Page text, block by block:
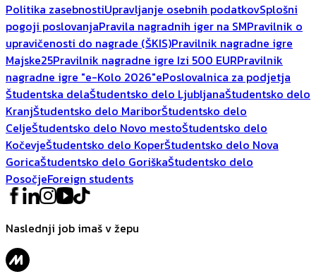
Politika zasebnostiUpravljanje osebnih podatkovSplošni
pogoji poslovanjaPravila nagradnih iger na SMPravilnik o
upravičenosti do nagrade (ŠKIS)Pravilnik nagradne igre
Majske25Pravilnik nagradne igre Izi 500 EURPravilnik
nagradne igre "e-Kolo 2026"ePoslovalnica za podjetja
Študentska delaŠtudentsko delo LjubljanaŠtudentsko delo
KranjŠtudentsko delo MariborŠtudentsko delo
CeljeŠtudentsko delo Novo mestoŠtudentsko delo
KočevjeŠtudentsko delo KoperŠtudentsko delo Nova
GoricaŠtudentsko delo GoriškaŠtudentsko delo
PosočjeForeign students
Naslednji job imaš v žepu